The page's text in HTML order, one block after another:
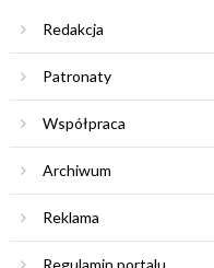
Redakcja
Patronaty
Współpraca
Archiwum
Reklama
Regulamin portalu